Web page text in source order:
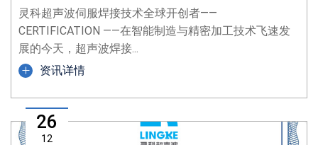
灵科超声波伺服焊接技术全球开创者——
CERTIFICATION ——在智能制造与精密加工技术飞速发
展的今天，超声波焊接...
资讯详情
26
12